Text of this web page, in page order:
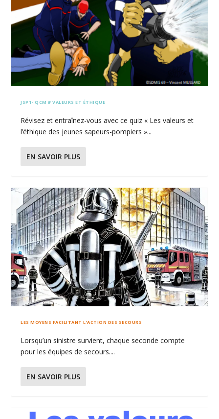
JSP1- QCM # VALEURS ET ÉTHIQUE
Révisez et entraînez-vous avec ce quiz « Les valeurs et
l’éthique des jeunes sapeurs-pompiers »...
EN SAVOIR PLUS
LES MOYENS FACILITANT L’ACTION DES SECOURS
Lorsqu’un sinistre survient, chaque seconde compte
pour les équipes de secours....
EN SAVOIR PLUS